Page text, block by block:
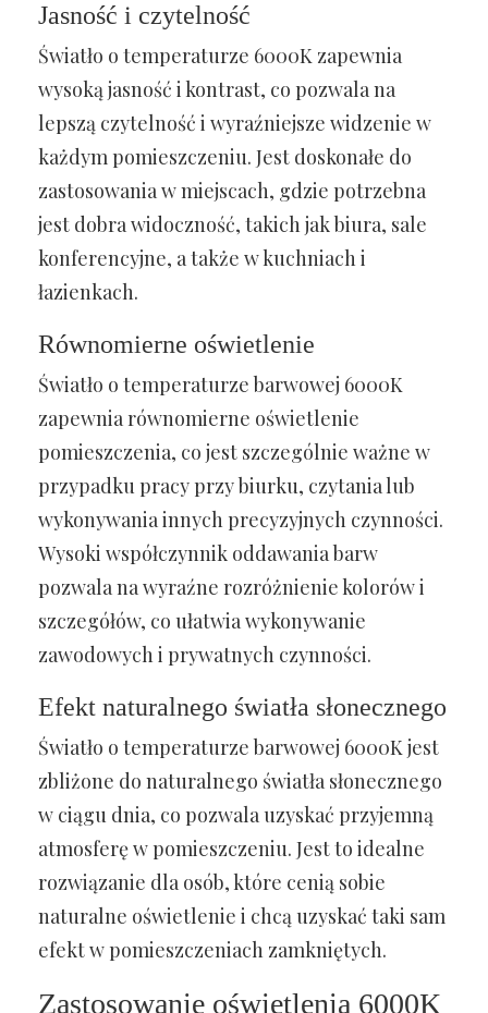
Jasność i czytelność
Światło o temperaturze 6000K zapewnia
wysoką jasność i kontrast, co pozwala na
lepszą czytelność i wyraźniejsze widzenie w
każdym pomieszczeniu. Jest doskonałe do
zastosowania w miejscach, gdzie potrzebna
jest dobra widoczność, takich jak biura, sale
konferencyjne, a także w kuchniach i
łazienkach.
Równomierne oświetlenie
Światło o temperaturze barwowej 6000K
zapewnia równomierne oświetlenie
pomieszczenia, co jest szczególnie ważne w
przypadku pracy przy biurku, czytania lub
wykonywania innych precyzyjnych czynności.
Wysoki współczynnik oddawania barw
pozwala na wyraźne rozróżnienie kolorów i
szczegółów, co ułatwia wykonywanie
zawodowych i prywatnych czynności.
Efekt naturalnego światła słonecznego
Światło o temperaturze barwowej 6000K jest
zbliżone do naturalnego światła słonecznego
w ciągu dnia, co pozwala uzyskać przyjemną
atmosferę w pomieszczeniu. Jest to idealne
rozwiązanie dla osób, które cenią sobie
naturalne oświetlenie i chcą uzyskać taki sam
efekt w pomieszczeniach zamkniętych.
Zastosowanie oświetlenia 6000K